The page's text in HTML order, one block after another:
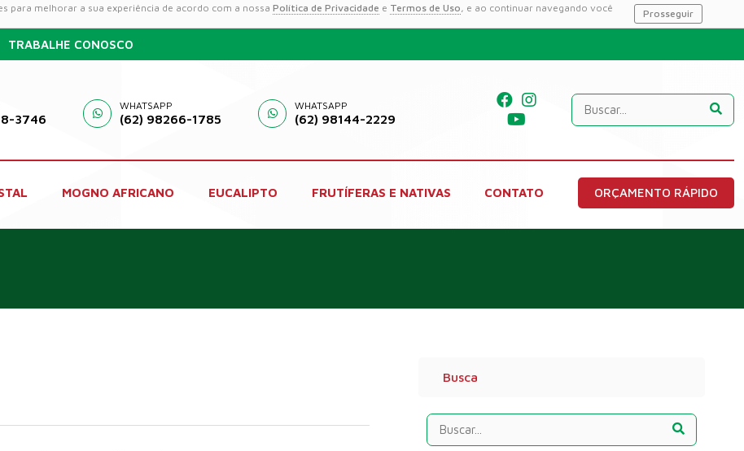
para melhorar a sua experiência de acordo com a nossa Política de Privacidade e Termos de Uso, e ao continuar navegando você
Prosseguir
TRABALHE CONOSCO
3746
WHATSAPP
(62) 98266-1785
WHATSAPP
(62) 98144-2229
MOGNO AFRICANO EUCALIPTO FRUTÍFERAS E NATIVAS CONTATO ORÇAMENTO RÁPIDO
Busca